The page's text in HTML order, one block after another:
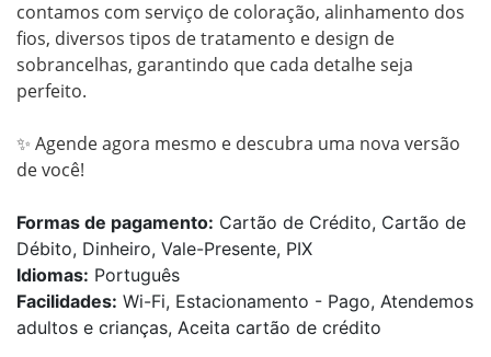
contamos com serviço de coloração, alinhamento dos
fios, diversos tipos de tratamento e design de
sobrancelhas, garantindo que cada detalhe seja
perfeito.
✨ Agende agora mesmo e descubra uma nova versão
Formas de pagamento: Cartão de Crédito, Cartão de
Débito, Dinheiro, Vale-Presente, PIX
Idiomas: Português
Facilidades: Wi-Fi, Estacionamento - Pago, Atendemos
adultos e crianças, Aceita cartão de crédito